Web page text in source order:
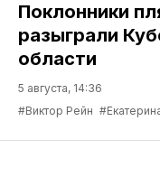
Поклонники
разыграли
области
5 августа, 14:36
#Виктор Рейн